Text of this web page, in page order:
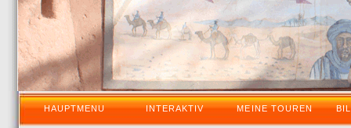
HAUPTMENU INTERAKTIV MEINE TOUREN